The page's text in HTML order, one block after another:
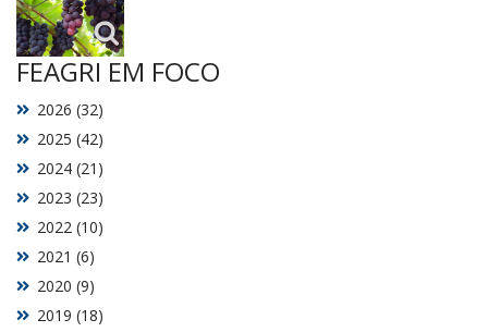
FEAGRI EM FOCO
2019 (18)
2020 (9)
2021 (6)
2022 (10)
2023 (23)
2024 (21)
2025 (42)
2026 (32)